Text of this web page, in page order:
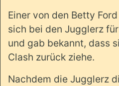
Einer von den Betty
sich bei den Jugglerz
und gab bekannt, dass
Clash zurück ziehe.
Nachdem die Jugglerz